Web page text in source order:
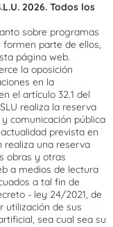
2026. Todos los
sobre programas
parte de ellos,
página web.
la oposición
en la
el artículo 32.1 del
realiza la reserva
comunicación pública
prevista en
realiza una reserva
obras y otras
a medios de lectura
a tal fin de
- ley 24/2021, de
utilización de sus
sea cual sea su